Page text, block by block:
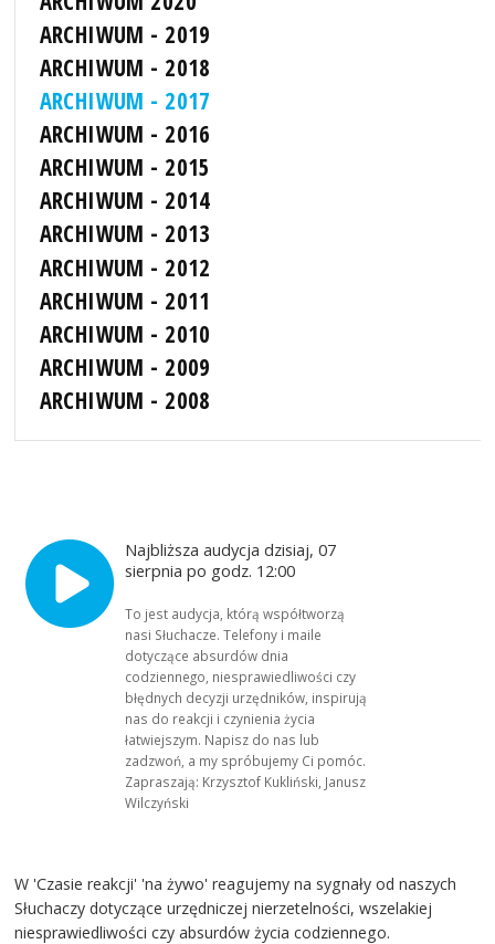
ARCHIWUM - 2019
ARCHIWUM - 2018
ARCHIWUM - 2017
ARCHIWUM - 2016
ARCHIWUM - 2015
ARCHIWUM - 2014
ARCHIWUM - 2013
ARCHIWUM - 2012
ARCHIWUM - 2011
ARCHIWUM - 2010
ARCHIWUM - 2009
ARCHIWUM - 2008
Najbliższa audycja dzisiaj, 07
sierpnia po godz. 12:00
To jest audycja, którą współtworzą
nasi Słuchacze. Telefony i maile
dotyczące absurdów dnia
codziennego, niesprawiedliwości czy
błędnych decyzji urzędników, inspirują
nas do reakcji i czynienia życia
łatwiejszym. Napisz do nas lub
zadzwoń, a my spróbujemy Ci pomóc.
Zapraszają: Krzysztof Kukliński, Janusz
Wilczyński
W 'Czasie reakcji' 'na żywo' reagujemy na sygnały od naszych
Słuchaczy dotyczące urzędniczej nierzetelności, wszelakiej
niesprawiedliwości czy absurdów życia codziennego.